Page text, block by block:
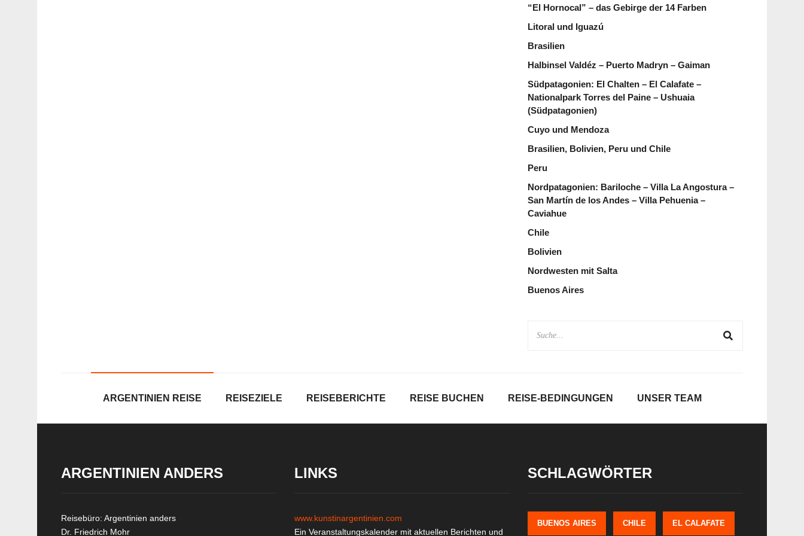
“El Hornocal” – das Gebirge der 14 Farben
Litoral und Iguazú
Brasilien
Halbinsel Valdéz – Puerto Madryn – Gaiman
Südpatagonien: El Chalten – El Calafate –
Nationalpark Torres del Paine – Ushuaia
(Südpatagonien)
Cuyo und Mendoza
Brasilien, Bolivien, Peru und Chile
Peru
Nordpatagonien: Bariloche – Villa La Angostura –
San Martín de los Andes – Villa Pehuenia –
Caviahue
Chile
Bolivien
Nordwesten mit Salta
Buenos Aires
ARGENTINIEN REISE REISEZIELE REISEBERICHTE REISE BUCHEN REISE-BEDINGUNGEN UNSER TEAM
ARGENTINIEN ANDERS
Reisebüro: Argentinien anders
Dr. Friedrich Mohr
LINKS
www.kunstinargentinien.com
Ein Veranstaltungskalender mit aktuellen Berichten und
SCHLAGWÖRTER
BUENOS AIRES CHILE EL CALAFATE